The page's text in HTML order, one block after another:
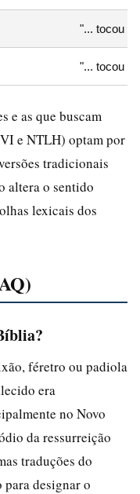
"... tocou o
"... tocou o
e as que buscam
e NTLH) optam por
tradicionais
altera o sentido
lexicais dos
féretro ou padiola
era
no Novo
da ressurreição
traduções do
para designar o